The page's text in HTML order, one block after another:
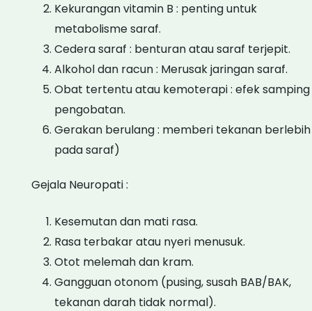
Kekurangan vitamin B : penting untuk
metabolisme saraf.
Cedera saraf : benturan atau saraf terjepit.
Alkohol dan racun : Merusak jaringan saraf.
Obat tertentu atau kemoterapi : efek samping
pengobatan.
Gerakan berulang : memberi tekanan berlebih
pada saraf)
Gejala Neuropati :
Kesemutan dan mati rasa.
Rasa terbakar atau nyeri menusuk.
Otot melemah dan kram.
Gangguan otonom (pusing, susah BAB/BAK,
tekanan darah tidak normal).